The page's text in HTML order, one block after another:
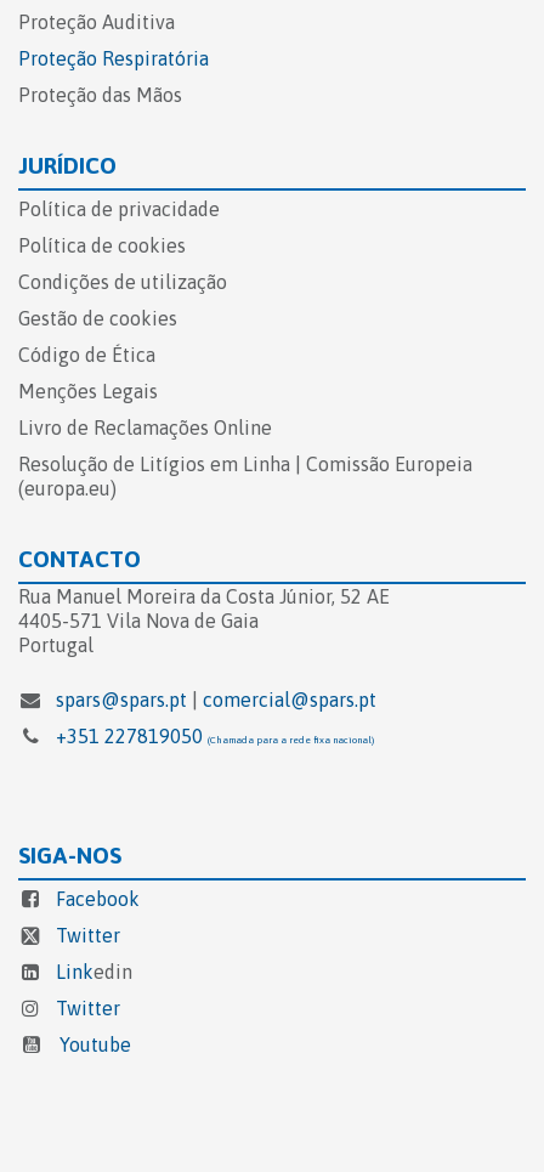
Proteção Auditiva
Proteção Respiratória
Proteção das Mãos
JURÍDICO
Política de privacidade
Política de cookies
Condições de utilização
Gestão de cookies
Código de Ética
Menções Legais
Livro de Reclamações Online​
Resolução de Litígios em Linha | Comissão Europeia
(europa.eu)
CONTACTO
Rua Manuel Moreira da Costa Júnior, 52 AE
4405-571 Vila Nova de Gaia
Portugal
spars@spars.pt
comercial@spars.pt
+351 227819050 (Chamada para a rede fixa nacional)
SIGA-NOS
Facebook
Twitter
Linkedin
Twitter
Youtube